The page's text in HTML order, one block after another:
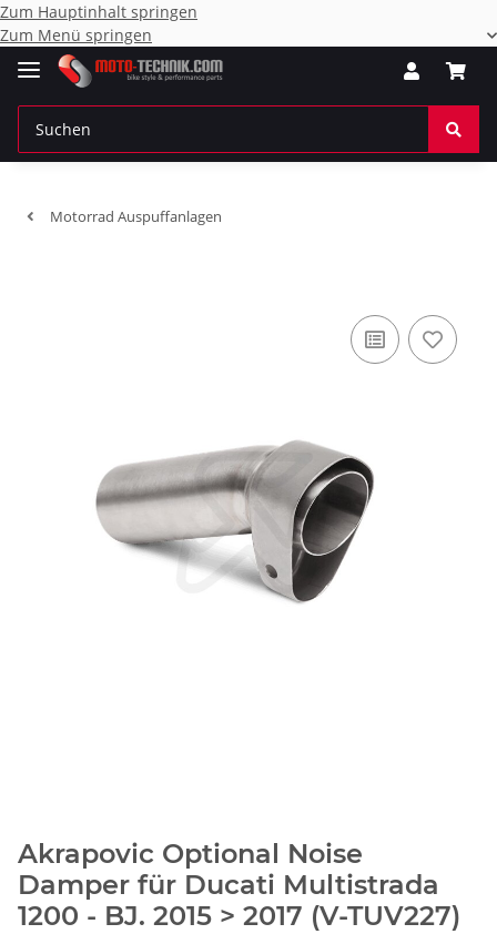
Zum Hauptinhalt springen
Zum Menü springen
Motorrad Auspuffanlagen
Akrapovic Optional Noise
Damper für Ducati Multistrada
1200 - BJ. 2015 > 2017 (V-TUV227)